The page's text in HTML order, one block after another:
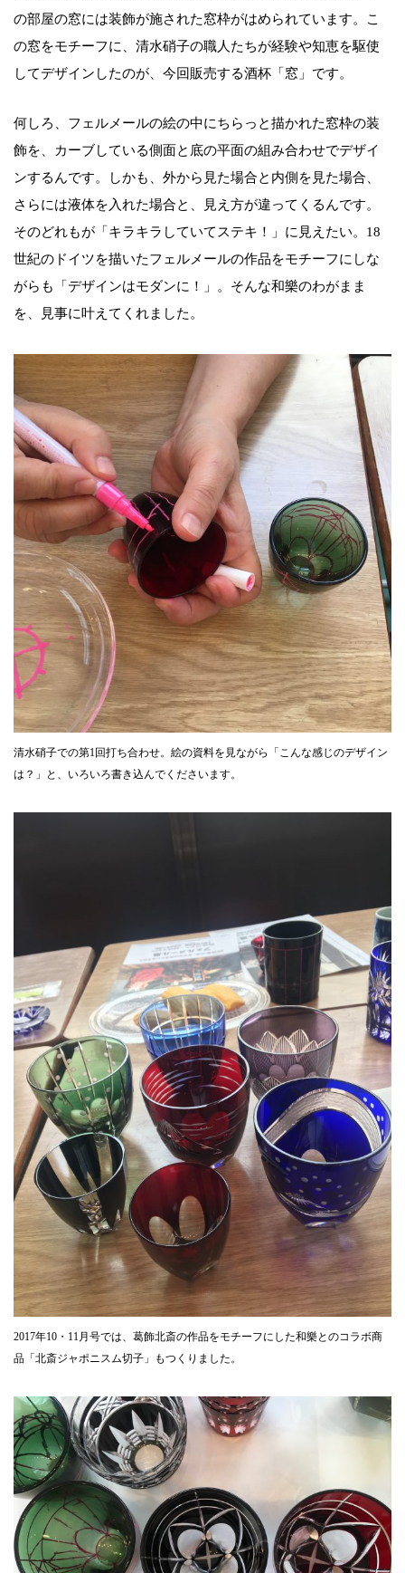
の部屋の窓には装飾が施された窓枠がはめられています。こ
の窓をモチーフに、清水硝子の職人たちが経験や知恵を駆使
してデザインしたのが、今回販売する酒杯「窓」です。
何しろ、フェルメールの絵の中にちらっと描かれた窓枠の装
飾を、カーブしている側面と底の平面の組み合わせでデザイ
ンするんです。しかも、外から見た場合と内側を見た場合、
さらには液体を入れた場合と、見え方が違ってくるんです。
そのどれもが「キラキラしていてステキ！」に見えたい。18
世紀のドイツを描いたフェルメールの作品をモチーフにしな
がらも「デザインはモダンに！」。そんな和樂のわがまま
を、見事に叶えてくれました。
清水硝子での第1回打ち合わせ。絵の資料を見ながら「こんな感じのデザイン
は？」と、いろいろ書き込んでくださいます。
2017年10・11月号では、葛飾北斎の作品をモチーフにした和樂とのコラボ商
品「北斎ジャポニスム切子」もつくりました。